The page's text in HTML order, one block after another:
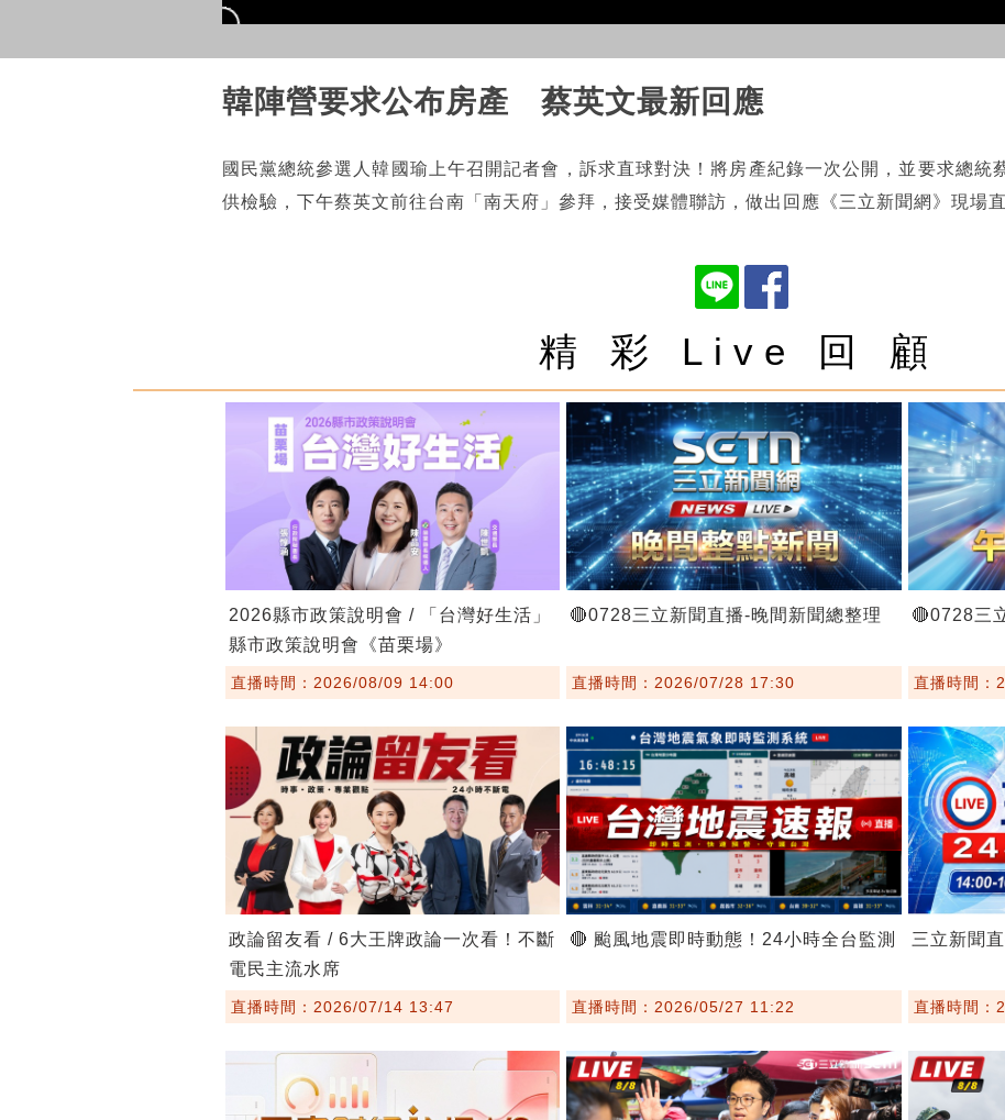
韓陣營要求公布房產 蔡英文最新回應
國民黨總統參選人韓國瑜上午召開記者會，訴求直球對決！將房產紀錄一次公開，並要求總統
供檢驗，下午蔡英文前往台南「南天府」參拜，接受媒體聯訪，做出回應《三立新聞網》現場直
精 彩 Live 回 顧
2026縣市政策說明會 / 「台灣好生活」
縣市政策說明會《苗栗場》
直播時間：2026/08/09 14:00
🔴0728三立新聞直播-晚間新聞總整理
直播時間：2026/07/28 17:30
🔴0728三
直播時間
政論留友看 / 6大王牌政論一次看！不斷
電民主流水席
直播時間：2026/07/14 13:47
🔴 颱風地震即時動態！24小時全台監測
直播時間：2026/05/27 11:22
三立新聞
直播時間：